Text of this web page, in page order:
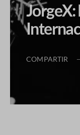
COMPARTIR